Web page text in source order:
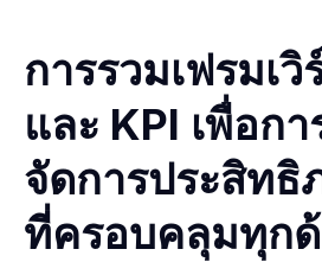
การรวมเฟรมเวิ
และ KPI เพื่อก
จัดการประสิทธิ
ที่ครอบคลุมทุก